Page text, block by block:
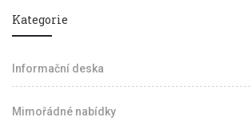
Kategorie
Informační deska
Mimořádné nabídky